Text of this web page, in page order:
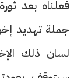
جملة تهديد
لسان ذلك